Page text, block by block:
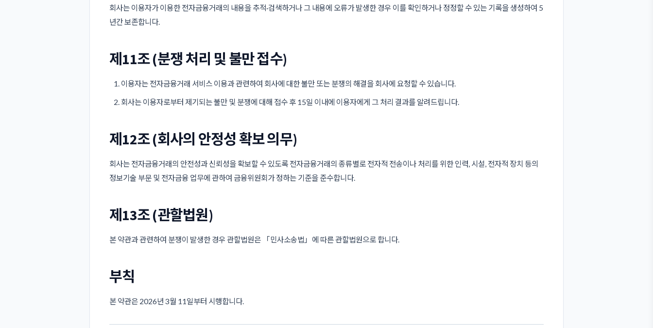
회사는 이용자가 이용한 전자금융거래의 내용을 추적·검색하거나 그 내용에 오류가 발생한 경우 이를 확인하거나 정정할 수 있는 기록을 생성하여 5
년간 보존합니다.
제11조 (분쟁 처리 및 불만 접수)
이용자는 전자금융거래 서비스 이용과 관련하여 회사에 대한 불만 또는 분쟁의 해결을 회사에 요청할 수 있습니다.
회사는 이용자로부터 제기되는 불만 및 분쟁에 대해 접수 후 15일 이내에 이용자에게 그 처리 결과를 알려드립니다.
제12조 (회사의 안정성 확보 의무)
회사는 전자금융거래의 안전성과 신뢰성을 확보할 수 있도록 전자금융거래의 종류별로 전자적 전송이나 처리를 위한 인력, 시설, 전자적 장치 등의
정보기술 부문 및 전자금융 업무에 관하여 금융위원회가 정하는 기준을 준수합니다.
제13조 (관할법원)
본 약관과 관련하여 분쟁이 발생한 경우 관할법원은 「민사소송법」에 따른 관할법원으로 합니다.
부칙
본 약관은 2026년 3월 11일부터 시행합니다.